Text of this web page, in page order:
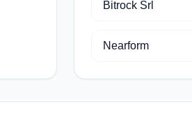
Bitrock Srl
Nearform